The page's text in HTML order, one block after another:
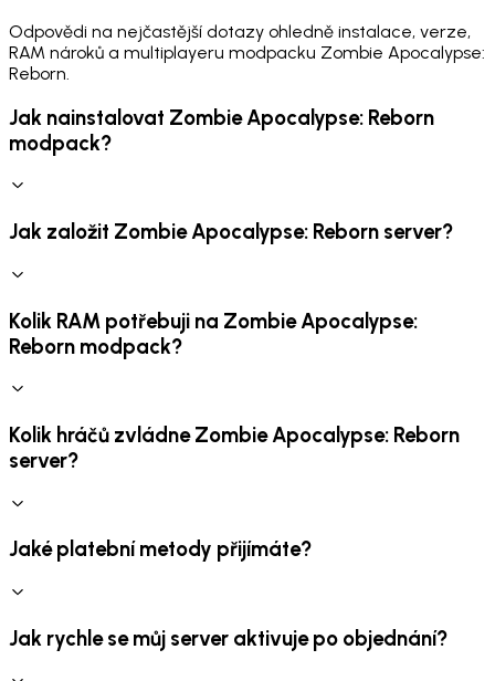
Odpovědi na nejčastější dotazy ohledně instalace, verze,
RAM nároků a multiplayeru modpacku Zombie Apocalypse:
Reborn.
Jak nainstalovat Zombie Apocalypse: Reborn
modpack?
Jak založit Zombie Apocalypse: Reborn server?
Kolik RAM potřebuji na Zombie Apocalypse:
Reborn modpack?
Kolik hráčů zvládne Zombie Apocalypse: Reborn
server?
Jaké platební metody přijímáte?
Jak rychle se můj server aktivuje po objednání?